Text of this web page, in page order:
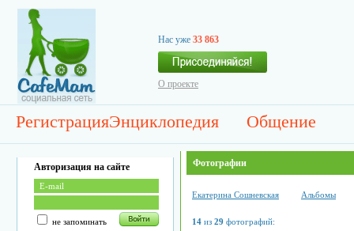
Нас уже 33 863
О проекте
РегистрацияЭнциклопедия Общение
Авторизация на сайте
не запоминать
Фотографии
Екатерина Сошневская Альбомы
14 из 29 фотографий: